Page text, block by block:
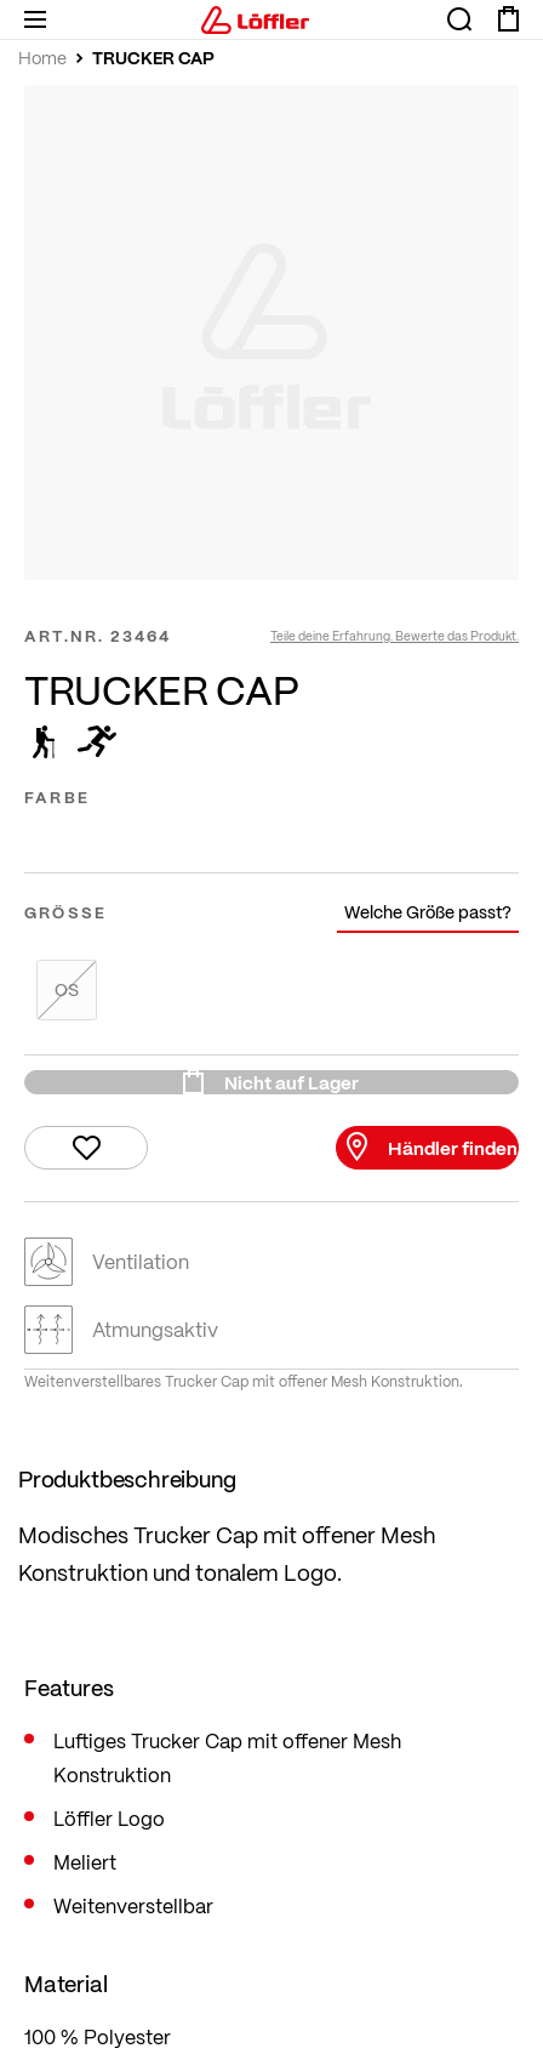
Home TRUCKER CAP
ART.NR. 23464 Teile deine Erfahrung. Bewerte das Produkt.
TRUCKER CAP
FARBE
GRÖSSE Welche Größe passt?
OS
Nicht auf Lager
Händler finden
Ventilation
Atmungsaktiv
Weitenverstellbares Trucker Cap mit offener Mesh Konstruktion.
Produktbeschreibung
Modisches Trucker Cap mit offener Mesh
Konstruktion und tonalem Logo.
Features
Luftiges Trucker Cap mit offener Mesh
Konstruktion
Löffler Logo
Meliert
Weitenverstellbar
Material
100 % Polyester